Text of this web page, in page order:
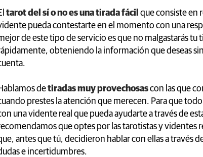
tarot del sí o no es una tirada fácil que consiste en
pueda contestarte en el momento con una
de este tipo de servicio es que no malgastarás tu
obteniendo la información que deseas
detiradas muy provechosascon las que
prestes la atención que merecen. Para que
una vidente real que pueda ayudarte a través de
que optes por las tarotistas y videntes
antes que tú, decidieron hablar con ellas a través
e incertidumbres.